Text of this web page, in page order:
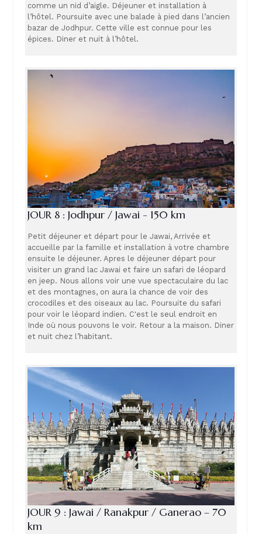
comme un nid d’aigle. Déjeuner et installation à
l’hôtel. Poursuite avec une balade à pied dans l’ancien
bazar de Jodhpur. Cette ville est connue pour les
épices. Diner et nuit à l’hôtel.
JOUR 8 : Jodhpur / Jawai - 150 km
Petit déjeuner et départ pour le Jawai, Arrivée et
accueille par la famille et installation à votre chambre
ensuite le déjeuner. Apres le déjeuner départ pour
visiter un grand lac Jawai et faire un safari de léopard
en jeep. Nous allons voir une vue spectaculaire du lac
et des montagnes, on aura la chance de voir des
crocodiles et des oiseaux au lac. Poursuite du safari
pour voir le léopard indien. C'est le seul endroit en
Inde où nous pouvons le voir. Retour a la maison. Diner
et nuit chez l’habitant.
JOUR 9 : Jawai / Ranakpur / Ganerao – 70
km